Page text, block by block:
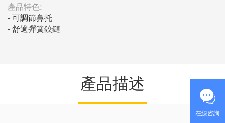
在線咨詢
產品特色:
- 可調節鼻托
- 舒適彈簧鉸鏈
產品描述